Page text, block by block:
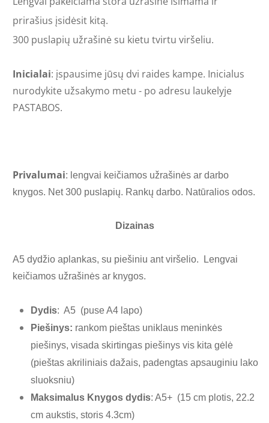
prirašius įsidėsit kitą.
300 puslapių užrašinė su kietu tvirtu viršeliu.
Inicialai: įspausime jūsų dvi raides kampe. Inicialus
nurodykite užsakymo metu - po adresu laukelyje
PASTABOS.
Privalumai: lengvai keičiamos užrašinės ar darbo
knygos. Net 300 puslapių. Rankų darbo. Natūralios odos.
Dizainas
A5 dydžio aplankas, su piešiniu ant viršelio.
Lengvai
keičiamos užrašinės ar knygos.
Dydis: A5 (puse A4 lapo)
Piešinys: rankom pieštas uniklaus meninkės
piešinys, visada skirtingas piešinys vis kita gėlė
(pieštas akriliniais dažais, padengtas apsauginiu lako
sluoksniu)
Maksimalus Knygos dydis: A5+ (15 cm plotis, 22.2
cm aukstis, storis 4.3cm)